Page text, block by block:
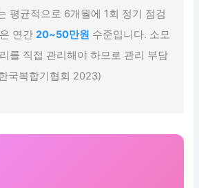
평균적으로 6개월에 1회 정기 점검
연간20~50만원 수준입니다. 소모
를 직접 관리해야 하므로 관리 부담
국복합기협회 2023)